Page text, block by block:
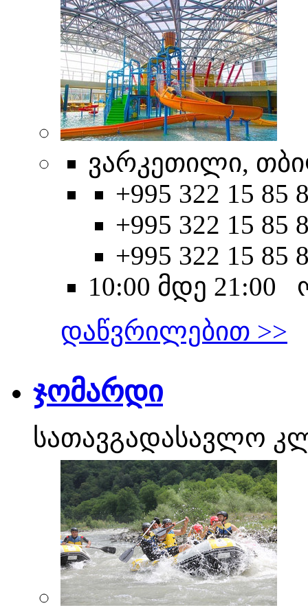
ვარკეთილი,
+995 322 15 85
+995 322 15 85
+995 322 15 85
10:00 მდე 21:00
დაწვრილებით >>
ჯომარდი
სათავგადასავლო